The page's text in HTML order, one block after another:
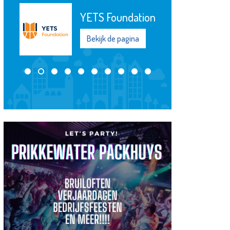
Matrice
Uitvaartbegeleiding
Bekijk de pagina